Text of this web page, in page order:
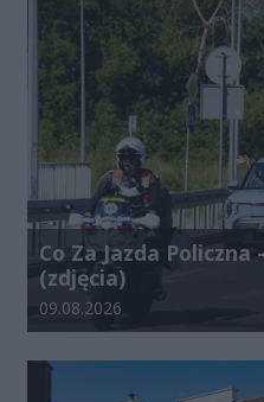
Co Za Jazda Policzna
(zdjęcia)
Data dodania galerii:
09.08.2026